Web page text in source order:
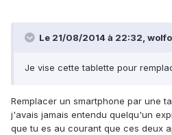
Le 21/08/2014 à 22:32,
Je vise cette tablette pour
Remplacer un smartphone par une
j'avais jamais entendu quelqu'un
que tu es au courant que ces deux